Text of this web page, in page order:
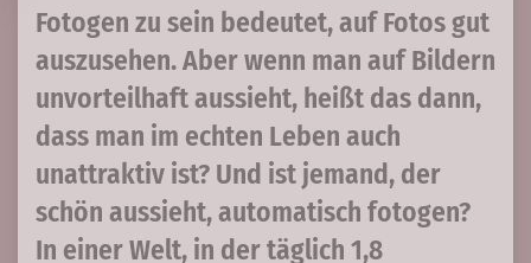
Fotogen zu sein bedeutet, auf Fotos gut
auszusehen. Aber wenn man auf Bildern
unvorteilhaft aussieht, heißt das dann,
dass man im echten Leben auch
unattraktiv ist? Und ist jemand, der
schön aussieht, automatisch fotogen?
In einer Welt, in der täglich 1,8